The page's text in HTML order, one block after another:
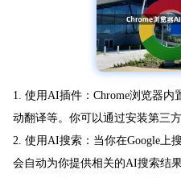
1. 使用AI插件：Chrome浏览器
动翻译等。你可以通过安装第三
2. 使用AI搜索：当你在Google上
会自动为你提供相关的AI搜索结果